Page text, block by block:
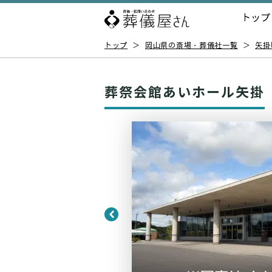
トップ
トップ ＞ 岡山県の斎場・葬儀社一覧 ＞ 矢
葬祭会館あいホール矢掛